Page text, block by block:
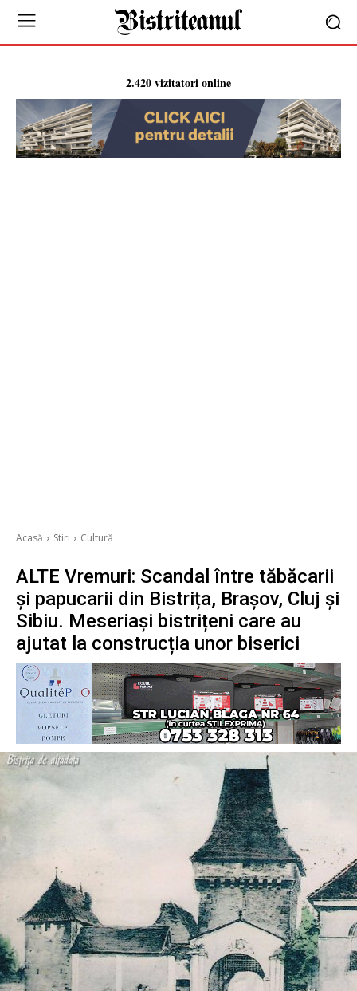
2.420 vizitatori online
Acasă Stiri Cultură
ALTE Vremuri: Scandal între tăbăcarii
și papucarii din Bistrița, Brașov, Cluj și
Sibiu. Meseriași bistrițeni care au
ajutat la construcția unor biserici